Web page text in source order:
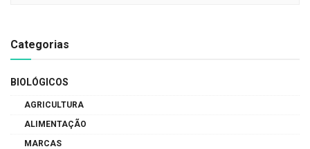
Categorias
BIOLÓGICOS
AGRICULTURA
ALIMENTAÇÃO
MARCAS